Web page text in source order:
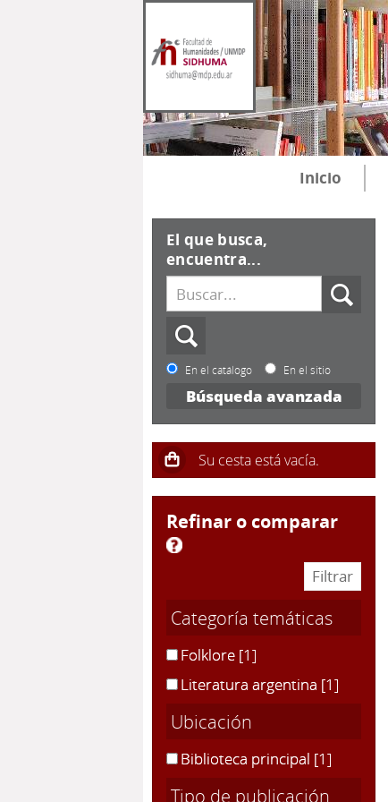
Inicio
El que busca,
encuentra...
En el catálogo En el sitio
Búsqueda avanzada
refinar o comparar
Categoría temáticas
Folklore [1]
Literatura argentina [1]
Ubicación
Biblioteca principal [1]
Tipo de publicación